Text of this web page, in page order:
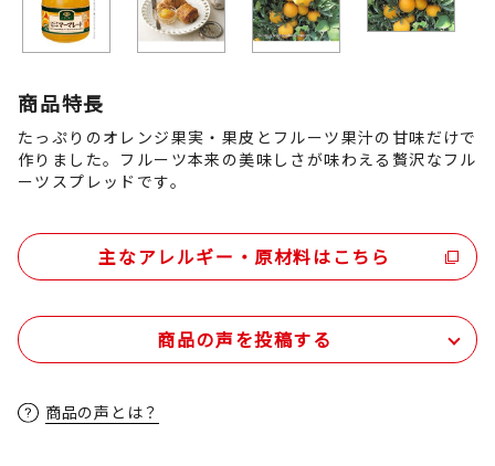
商品特長
たっぷりのオレンジ果実・果皮とフルーツ果汁の甘味だけで
作りました。フルーツ本来の美味しさが味わえる贅沢なフル
ーツスプレッドです。
主なアレルギー・原材料はこちら
商品の声を投稿する
商品の声とは？